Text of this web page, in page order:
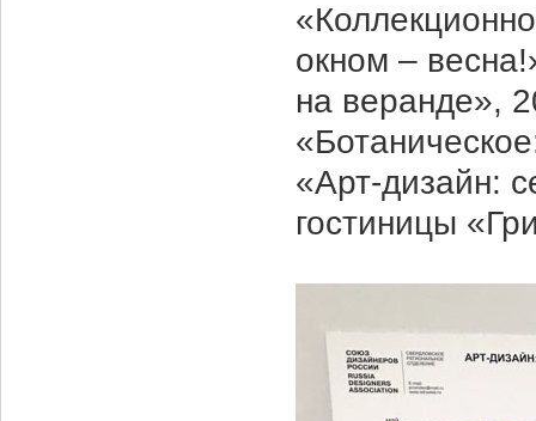
окном –
на веранде»,
«Арт-дизайн:
гостиницы